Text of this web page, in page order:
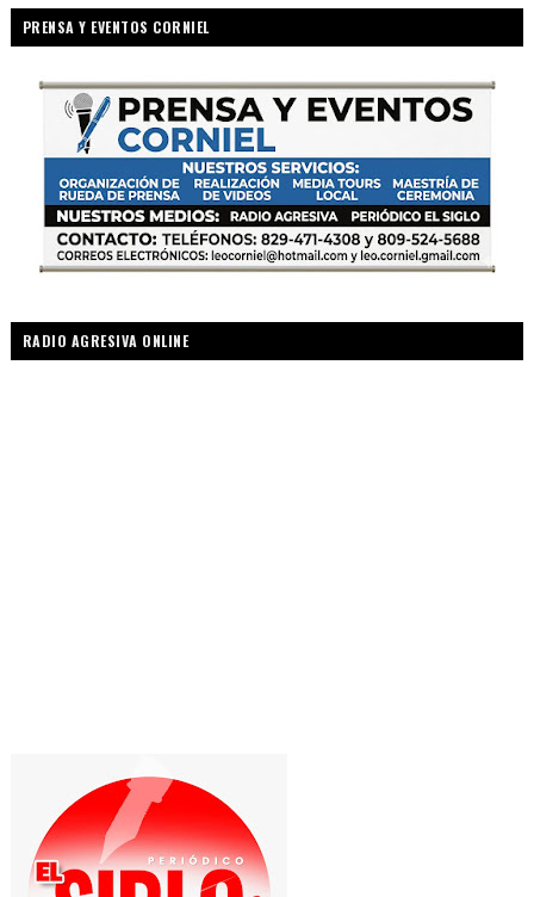
PRENSA Y EVENTOS CORNIEL
RADIO AGRESIVA ONLINE